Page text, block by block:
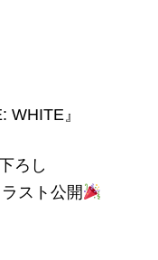
WHITE』
ろし
スト公開